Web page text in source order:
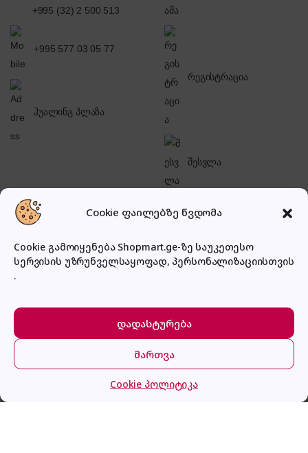
Cookie ფაილებზე წვდომა
Cookie გამოიყენება Shopmart.ge-ზე საუკეთესო
სერვისის უზრუნველსაყოფად, პერსონალიზაციისთვის
.
დადასტურება
მართვა
Cookie პოლიტიკა
+995 (32) 2 500 513
+995 577 03 05 77
ჰუალინგ პლაზა
რეგისტრაცია
შესვლა
პირადი კაბინეტი
BEKO CWB 9441 WN
მთავარი კატეგორიები კალათა შესვლა